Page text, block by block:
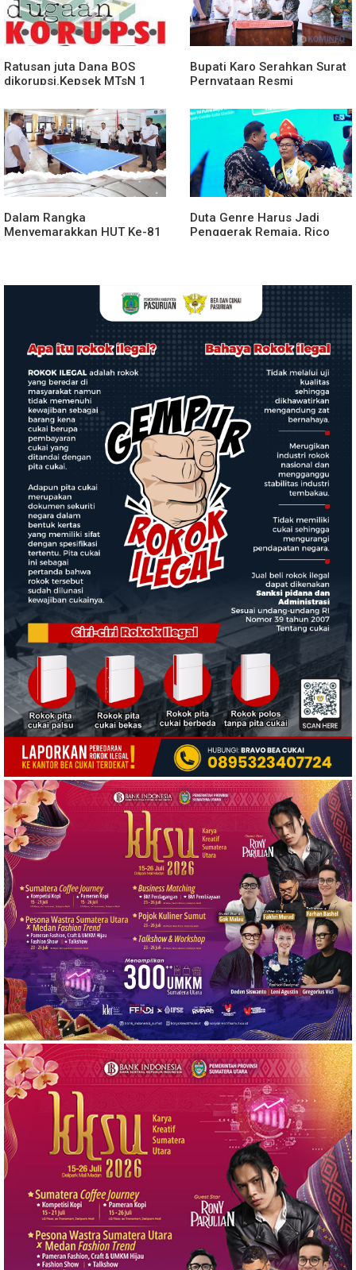
Ratusan juta Dana BOS
dikorupsi.Kepsek MTsN 1
Bupati Karo Serahkan Surat
Pernyataan Resmi
Kabanjahe
Dalam Rangka
Menyemarakkan HUT Ke-81
Duta Genre Harus Jadi
Penggerak Remaja, Rico